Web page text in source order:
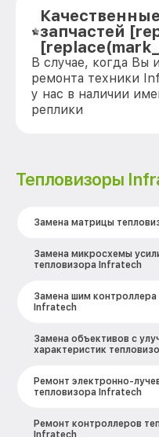
запчастей
В случае, когда Вы
ремонта техники
у нас в наличии
реплики
Тепловизоры
Замена матрицы
Замена микросхемы
тепловизора Infratech
Замена шим контроллера
Infratech
Замена объективов с
характеристик
Ремонт электронно-
тепловизора Infratech
Ремонт контроллеров
Infratech